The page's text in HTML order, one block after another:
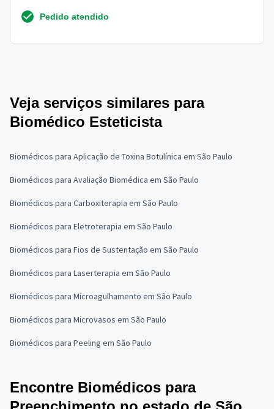
Pedido atendido
Veja serviços similares para
Biomédico Esteticista
Biomédicos para Aplicação de Toxina Botulínica em São Paulo
Biomédicos para Avaliação Biomédica em São Paulo
Biomédicos para Carboxiterapia em São Paulo
Biomédicos para Eletroterapia em São Paulo
Biomédicos para Fios de Sustentação em São Paulo
Biomédicos para Laserterapia em São Paulo
Biomédicos para Microagulhamento em São Paulo
Biomédicos para Microvasos em São Paulo
Biomédicos para Peeling em São Paulo
Encontre Biomédicos para